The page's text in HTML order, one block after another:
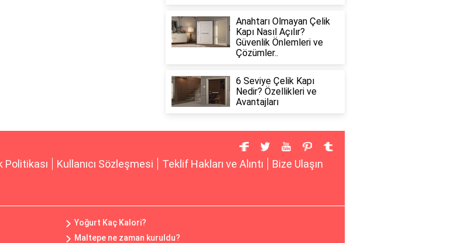
Anahtarı Olmayan Çelik
Kapı Nasıl Açılır?
Güvenlik Önlemleri ve
Çözümler..
6 Seviye Çelik Kapı
Nedir? Özellikleri ve
Avantajları
Politikası Kullanıcı Sözleşmesi Teklif Hakları ve Alıntı Bize Ulaşın
Yoğurt Kaç Kalori?
Maltepe ne zaman kuruldu?